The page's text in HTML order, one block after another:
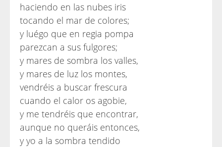
haciendo en las nubes iris
tocando el mar de colores;
y luégo que en regia pompa
parezcan a sus fulgores;
y mares de sombra los valles,
y mares de luz los montes,
vendréis a buscar frescura
cuando el calor os agobie,
y me tendréis que encontrar,
aunque no queráis entonces,
y yo a la sombra tendido